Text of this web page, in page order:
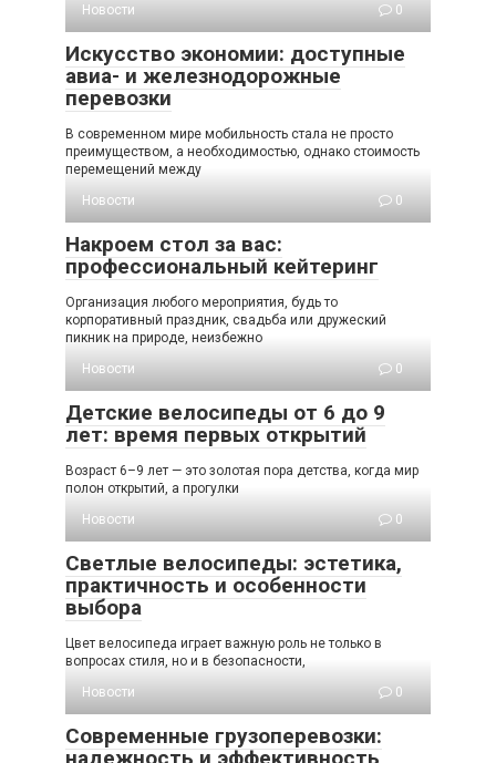
Новости
0
Искусство экономии: доступные
авиа- и железнодорожные
перевозки
В современном мире мобильность стала не просто
преимуществом, а необходимостью, однако стоимость
перемещений между
Новости
0
Накроем стол за вас:
профессиональный кейтеринг
Организация любого мероприятия, будь то
корпоративный праздник, свадьба или дружеский
пикник на природе, неизбежно
Новости
0
Детские велосипеды от 6 до 9
лет: время первых открытий
Возраст 6–9 лет — это золотая пора детства, когда мир
полон открытий, а прогулки
Новости
0
Светлые велосипеды: эстетика,
практичность и особенности
выбора
Цвет велосипеда играет важную роль не только в
вопросах стиля, но и в безопасности,
Новости
0
Современные грузоперевозки:
надежность и эффективность